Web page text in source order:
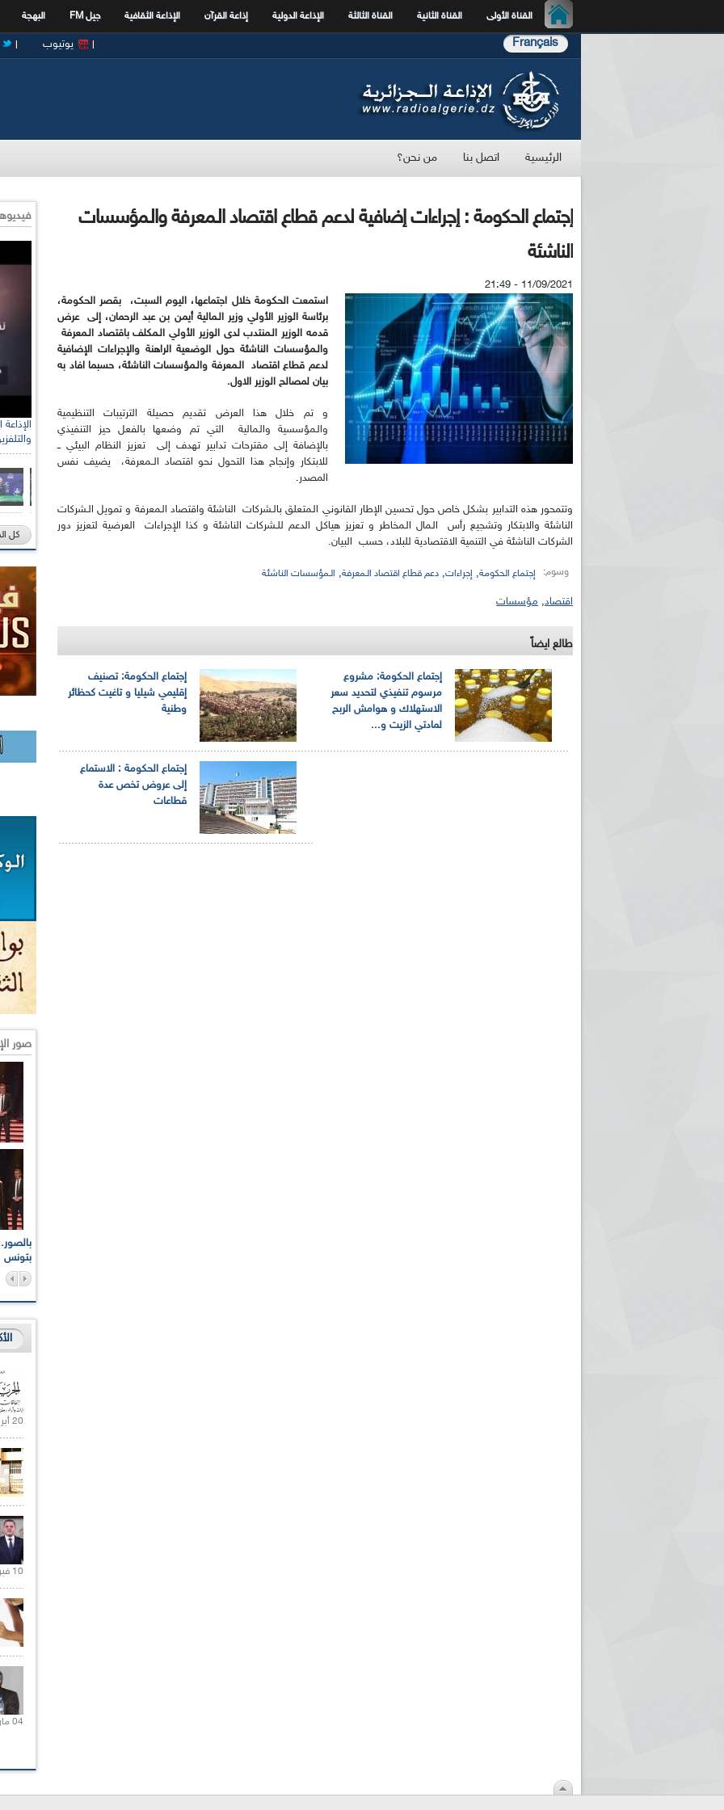
القناة الأولى القناة الثانية القناة الثالثة الإذاعة الدولية إذاعة القرآن الإذاعة الثقافية جيل FM البهجة
Français يوتيوب
الرئيسية اتصل بنا من نحن؟
إجتماع الحكومة : إجراءات إضافية لدعم قطاع اقتصاد الـمعرفة والـمؤسسات
الناشئة
11/09/2021 - 21:49
استمعت الحكومة خلال اجتماعها، اليوم السبت، بقصر الحكومة،
برئاسة الوزير الأولي وزير الـمالية أيمن بن عبد الرحمان، إلى عرض
قدمه الوزير الـمنتدب لدى الوزير الأولي الـمكلف باقتصاد الـمعرفة
والـمؤسسات الناشئة حول الوضعية الراهنة والإجراءات الإضافية
لدعم قطاع اقتصاد الـمعرفة والـمؤسسات الناشئة، حسبما افاد به
بيان لمصالح الوزير الاول.
و تم خلال هذا العرض تقديم حصيلة الترتيبات التنظيمية
والـمؤسسية والـمالية التي تم وضعها بالفعل حيز التنفيذي
بالإضافة إلى مقترحات تدابير تهدف إلى تعزيز النظام البيئي ــ
للابتكار وإنجاح هذا التحول نحو اقتصاد الــمعرفة، يضيف نفس
المصدر.
وتتمحور هذه التدابير بشكل خاص حول تحسين الإطار القانوني الـمتعلق بالـشركات الناشئة واقتصاد الـمعرفة و تمويل الـشركات
الناشئة والابتكار وتشجيع رأس الـمال الـمخاطر و تعزيز هياكل الدعم للـشركات الناشئة و كذا الإجراءات العرضية لتعزيز دور
الشركات الناشئة في التنمية الاقتصادية للبلاد، حسب البيان.
وسوم: إجتماع الحكومة, إجراءات, دعم قطاع اقتصاد الـمعرفة, الـمؤسسات الناشئة
اقتصاد, مؤسسات
طالع ايضاً
إجتماع الحكومة: تصنيف
إقليمي شيليا و تاغيت كحظائر
وطنية
إجتماع الحكومة: مشروع
مرسوم تنفيذي لتحديد سعر
الاستهلاك و هوامش الربح
لمادتي الزيت و...
إجتماع الحكومة : الاستماع
إلى عروض تخص عدة
قطاعات
كل
صور
بتونس
20 أبريل 2021 |
10 فبراير 2021 |
04 مارس 2020 |